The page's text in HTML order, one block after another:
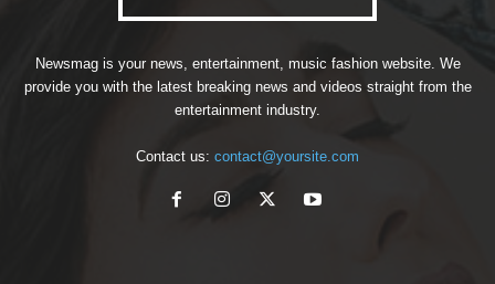
Newsmag is your news, entertainment, music fashion website. We
provide you with the latest breaking news and videos straight from the
entertainment industry.
Contact us: contact@yoursite.com